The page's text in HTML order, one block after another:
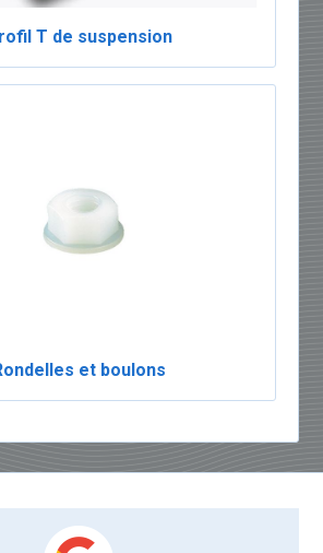
T de suspension
et boulons